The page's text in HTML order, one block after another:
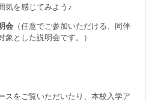
気を感じてみよう♪
会 （任意でご参加いただける、同伴
とした説明会です。）
スをご覧いただいたり、本校入学ア